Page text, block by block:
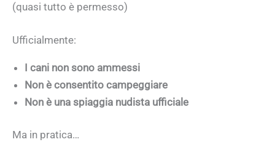
(quasi tutto è permesso)
Ufficialmente:
I cani non sono ammessi
Non è consentito campeggiare
Non è una spiaggia nudista ufficiale
Ma in pratica…